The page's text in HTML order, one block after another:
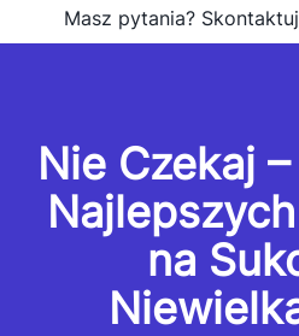
Masz pytania?
Nie Czekaj
na